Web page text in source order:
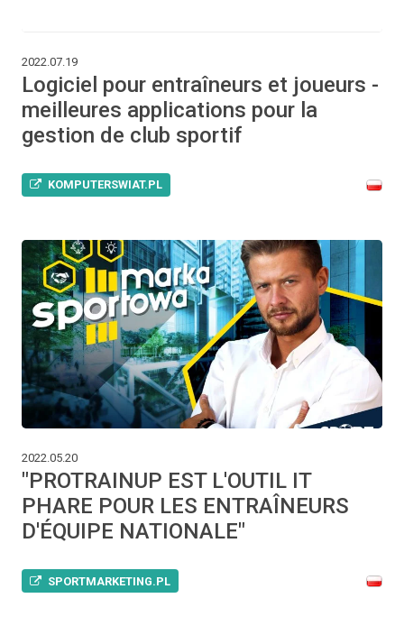
2022.07.19
Logiciel pour entraîneurs et joueurs -
meilleures applications pour la
gestion de club sportif
KOMPUTERSWIAT.PL
2022.05.20
"PROTRAINUP EST L'OUTIL IT
PHARE POUR LES ENTRAÎNEURS
D'ÉQUIPE NATIONALE"
SPORTMARKETING.PL